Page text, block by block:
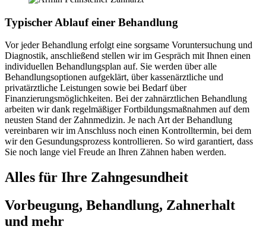
Typischer Ablauf einer Behandlung
Vor jeder Behandlung erfolgt eine sorgsame Voruntersuchung und
Diagnostik, anschließend stellen wir im Gespräch mit Ihnen einen
individuellen Behandlungsplan auf. Sie werden über alle
Behandlungsoptionen aufgeklärt, über kassenärztliche und
privatärztliche Leistungen sowie bei Bedarf über
Finanzierungsmöglichkeiten. Bei der zahnärztlichen Behandlung
arbeiten wir dank regelmäßiger Fortbildungsmaßnahmen auf dem
neusten Stand der Zahnmedizin. Je nach Art der Behandlung
vereinbaren wir im Anschluss noch einen Kontrolltermin, bei dem
wir den Gesundungsprozess kontrollieren. So wird garantiert, dass
Sie noch lange viel Freude an Ihren Zähnen haben werden.
Alles für Ihre Zahngesundheit
Vorbeugung, Behandlung, Zahnerhalt
und mehr